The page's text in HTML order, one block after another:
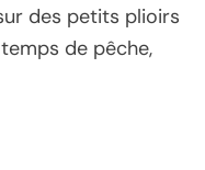
des petits plioirs
de pêche,